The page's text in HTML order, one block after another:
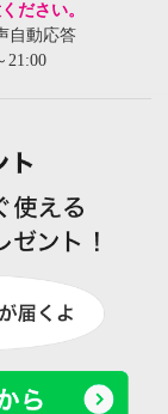
ださい。
自動応答
21:00